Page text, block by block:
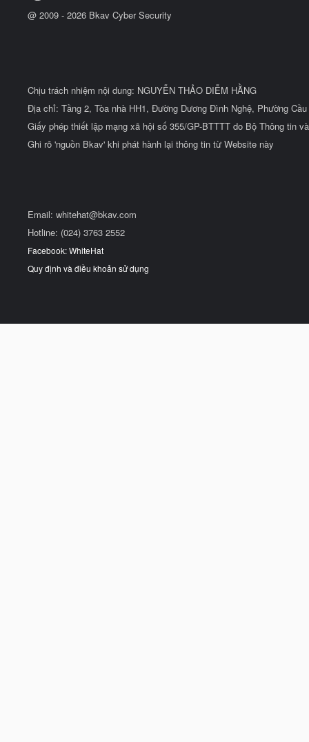
@ 2009 - 2026 Bkav Cyber Security
Chịu trách nhiệm nội dung: NGUYỄN THẢO DIỄM HẰNG
Địa chỉ: Tầng 2, Tòa nhà HH1, Đường Dương Đình Nghệ, Phường
Giấy phép thiết lập mạng xã hội số 355/GP-BTTTT do Bộ Thông tin
Ghi rõ 'nguồn Bkav' khi phát hành lại thông tin từ Website này
Email: whitehat@bkav.com
Hotline: (024) 3763 2552
Facebook: WhiteHat
Quy định và điều khoản sử dụng